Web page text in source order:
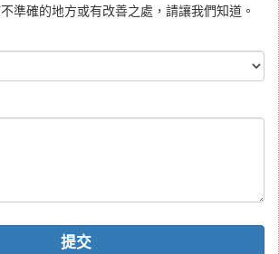
準確的地方或有改善之處，請讓我們知道。
提交